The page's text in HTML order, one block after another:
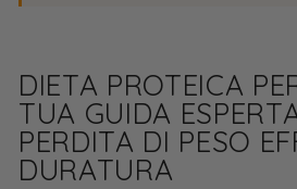
DIETA PROTEICA
TUA GUIDA
PERDITA DI PESO
DURATURA